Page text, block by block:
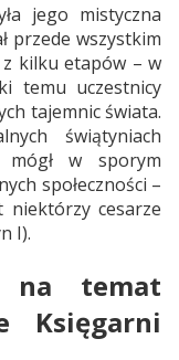
jego mistyczna
przede wszystkim
z kilku etapów – w
temu uczestnicy
tajemnic świata.
świątyniach
mógł w sporym
społeczności –
niektórzy cesarze
I).
na temat
Księgarni